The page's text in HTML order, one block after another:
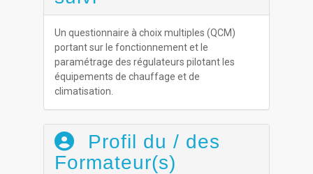
Un questionnaire à choix multiples (QCM)
portant sur le fonctionnement et le
paramétrage des régulateurs pilotant les
équipements de chauffage et de
climatisation.
Profil du / des
Formateur(s)